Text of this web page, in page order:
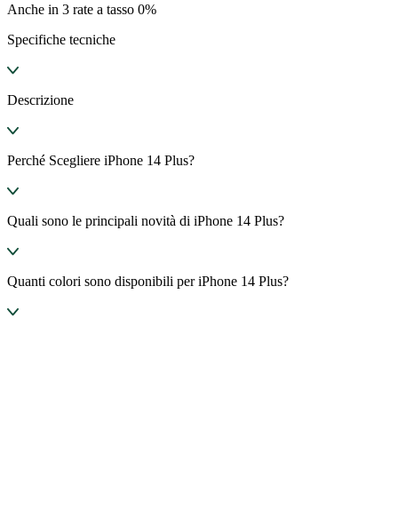
Anche in 3 rate a tasso 0%
Specifiche tecniche
Descrizione
Perché Scegliere iPhone 14 Plus?
Quali sono le principali novità di iPhone 14 Plus?
Quanti colori sono disponibili per iPhone 14 Plus?